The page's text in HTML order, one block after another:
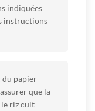
indiquées
instructions
du papier
que la
le riz cuit